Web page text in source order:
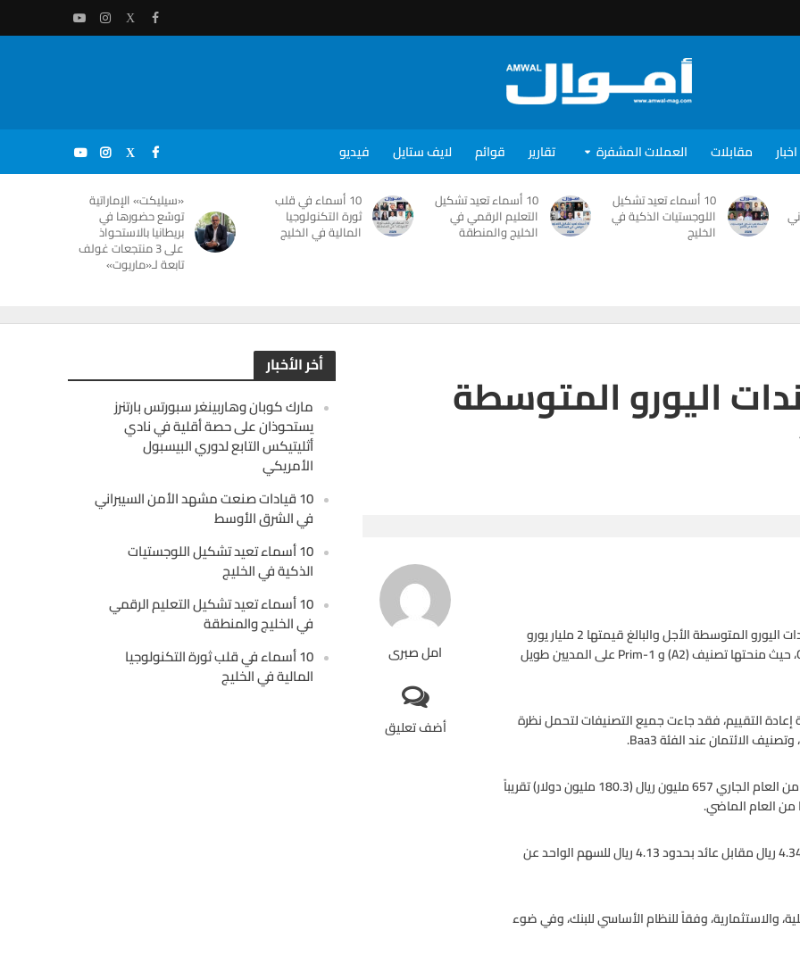
اخبار مقابلات العملات المشفرة تقارير قوائم لايف ستايل فيديو
10 أسماء تعيد تشكيل
اللوجستيات الذكية في
الخليج
10 أسماء تعيد تشكيل
التعليم الرقمي في
الخليج والمنطقة
10 أسماء في قلب
ثورة التكنولوجيا
المالية في الخليج
«سيليكت» الإماراتية
توسّع حضورها في
بريطانيا بالاستحواذ
على 3 منتجعات غولف
تابعة لـ«ماريوت»
أخر الأخبار
مارك كوبان وهاربينغر سبورتس بارتنرز
يستحوذان على حصة أقلية في نادي
أثليتيكس التابع لدوري البيسبول
الأمريكي
10 قيادات صنعت مشهد الأمن السيبراني
في الشرق الأوسط
10 أسماء تعيد تشكيل اللوجستيات
الذكية في الخليج
10 أسماء تعيد تشكيل التعليم الرقمي
في الخليج والمنطقة
10 أسماء في قلب ثورة التكنولوجيا
المالية في الخليج
اليورو المتوسطة
امل صبرى
أضف تعليق
قالت وكالة موديز لخدمات المستثمرين اليوم أنها أعادت تقييم سندات اليورو المتوسطة الأجل والبالغ قيمتها 2 مليار يورو
والخاضعة لبرنامج (EMTN) الخاص ببنك قطر الدولي الإسلامي (QIIK، حيث منحتها تصنيف (A2) و Prim-1 على المديين طويل
البرنامج وعملية إعادة التقييم، فقد جاءت جميع التصنيفات لتحمل نظرة
وأظهرت النتائج المالية ان أرباح البنك بلغت في التسعة أشهر الأولى من العام الجاري 657 مليون ريال (180.3 مليون دولار) تقريباً
وبلغ عائد السهم الواحد في التسعة أشهر الأولى من العام الجاري 4.34 ريال مقابل عائد بحدود 4.13 ريال للسهم الواحد عن
والاستثمارية، وفقاً للنظام الأساسي للبنك، وفي ضوء